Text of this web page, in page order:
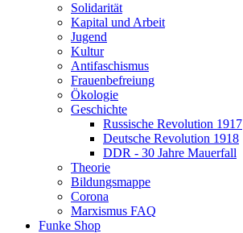
Solidarität
Kapital und Arbeit
Jugend
Kultur
Antifaschismus
Frauenbefreiung
Ökologie
Geschichte
Russische Revolution 1917
Deutsche Revolution 1918
DDR - 30 Jahre Mauerfall
Theorie
Bildungsmappe
Corona
Marxismus FAQ
Funke Shop